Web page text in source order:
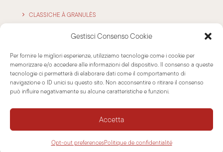
Gestisci Consenso Cookie
Per fornire le migliori esperienze, utilizziamo tecnologie come i cookie per
memorizzare e/o accedere alle informazioni del dispositivo. Il consenso a queste
tecnologie ci permetterà di elaborare dati come il comportamento di
navigazione o ID unici su questo sito. Non acconsentire o ritirare il consenso
può influire negativamente su alcune caratteristiche e funzioni.
Accetta
Opt-out preferencesPolitique de confidentialité
CLASSICHE À GRANULÈS
OUTDOOR
ATELIER
CONTACTS
NEWSLETTER